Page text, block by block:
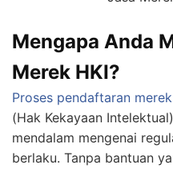
Mengapa Anda
Merek HKI?
Proses pendaftaran merek
(Hak Kekayaan
mendalam mengenai
berlaku. Tanpa bantuan